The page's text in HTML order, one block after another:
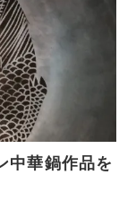
中華鍋作品を